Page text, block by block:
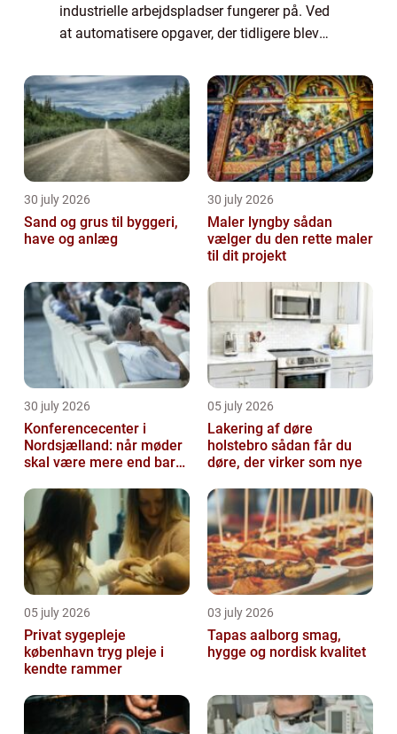
industrielle arbejdspladser fungerer på. Ved
at automatisere opgaver, der tidligere blev
effektiviteten, reducere omkostningerne og
for...
30 july 2026
Sand og grus til byggeri,
have og anlæg
30 july 2026
Maler lyngby sådan
vælger du den rette maler
til dit projekt
30 july 2026
Konferencecenter i
Nordsjælland: når møder
skal være mere end bare
05 july 2026
Lakering af døre
holstebro sådan får du
døre, der virker som nye
05 july 2026
Privat sygepleje
københavn tryg pleje i
kendte rammer
03 july 2026
Tapas aalborg smag,
hygge og nordisk kvalitet